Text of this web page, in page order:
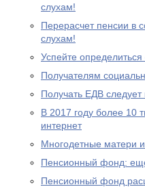
слухам!
Перерасчет пенсии в
слухам!
Успейте
Получателям
Получать ЕДВ
В 2017 году более 10
интернет
Многодетные матери
Пенсионный фонд:
Пенсионный фонд